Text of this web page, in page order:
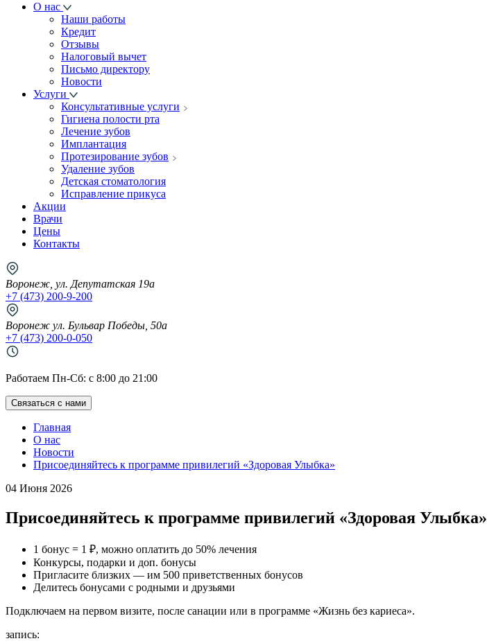
О нас
Наши работы
Кредит
Отзывы
Налоговый вычет
Письмо директору
Новости
Услуги
Консультативные услуги
Гигиена полости рта
Лечение зубов
Имплантация
Протезирование зубов
Удаление зубов
Детская стоматология
Исправление прикуса
Акции
Врачи
Цены
Контакты
Воронеж, ул. Депутатская 19а
+7 (473) 200-9-200
Воронеж ул. Бульвар Победы, 50а
+7 (473) 200-0-050
Работаем Пн-Cб: с 8:00 до 21:00
Связаться с нами
Главная
О нас
Новости
Присоединяйтесь к программе привилегий «Здоровая Улыбка»
04 Июня 2026
Присоединяйтесь к программе привилегий «Здоровая Улыбка»
1 бонус = 1 ₽, можно оплатить до 50% лечения
Конкурсы, подарки и доп. бонусы
Пригласите близких — им 500 приветственных бонусов
Делитесь бонусами с родными и друзьями
Подключаем на первом визите, после санации или в программе «Жизнь без кариеса».
запись: